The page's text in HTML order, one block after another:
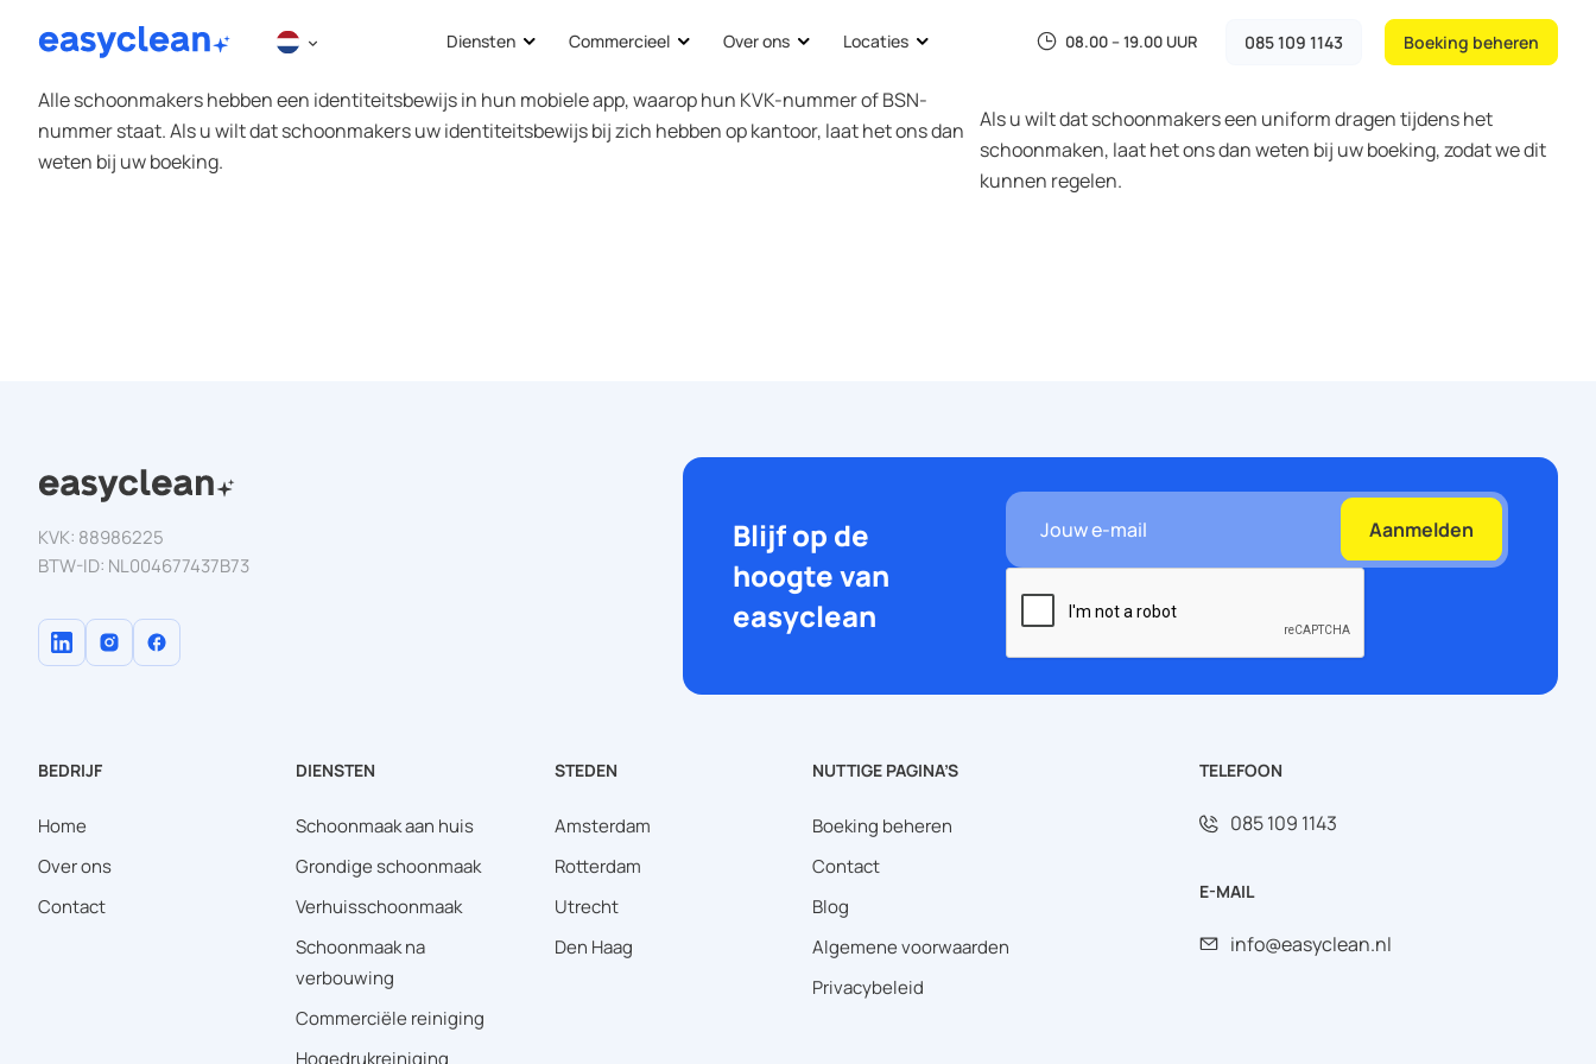
Diensten Commercieel Over ons Locaties 08.00 – 19.00 UUR 085 109 1143 Boeking beheren
Alle schoonmakers hebben een identiteitsbewijs in hun mobiele app, waarop hun KVK-nummer of BSN-
nummer staat. Als u wilt dat schoonmakers uw identiteitsbewijs bij zich hebben op kantoor, laat het ons dan
weten bij uw boeking.
Als u wilt dat schoonmakers een uniform dragen tijdens het
schoonmaken, laat het ons dan weten bij uw boeking, zodat we dit
kunnen regelen.
KVK: 88986225
BTW-ID: NL004677437B73
Blijf op de
hoogte van
easyclean
Aanmelden
BEDRIJF
Home
Over ons
Contact
DIENSTEN
Schoonmaak aan huis
Grondige schoonmaak
Verhuisschoonmaak
Schoonmaak na
verbouwing
Commerciële reiniging
Hogedrukreiniging
STEDEN
Amsterdam
Rotterdam
Utrecht
Den Haag
NUTTIGE PAGINA’S
Boeking beheren
Contact
Blog
Algemene voorwaarden
Privacybeleid
TELEFOON
085 109 1143
E-MAIL
info@easyclean.nl